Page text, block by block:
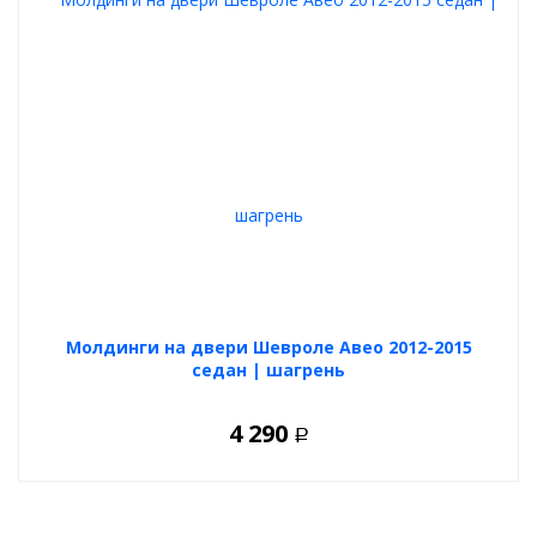
Молдинги на двери Шевроле Авео 2012-2015
седан | шагрень
4 290 Р